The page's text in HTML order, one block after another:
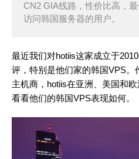
CN2 GIA线路，性价比高，
访问韩国服务器的用户。
最近我们对hotiis这家成立于
评，特别是他们家的韩国VPS。
主机商，hotiis在亚洲、美国和
看看他们的韩国VPS表现如何。